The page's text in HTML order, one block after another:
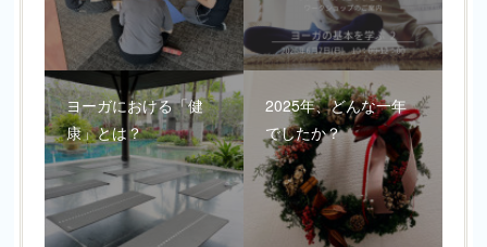
ヨーガにおける「健
康」とは？
2025年、どんな一年
でしたか？